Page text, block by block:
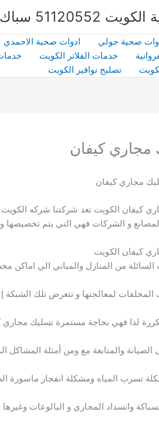
| شركة الشهداء | كفاءة وخبرة
صحية حولي ادوات صحية الاحمدي
خدمات الفلاتر الكويت
تصليح نوافير الكويت
مجاري كيفان
مجاري كيفان
كيفان الكويت تعد شركتنا شركه
و الشركات فهي التي يتم
كيفان الكويت
السائلة من المنازل والمباني الي اماكن
المخلفات لمعالجتها و تتعرض تلك الشبكة
لذا فهي بحاجة مستمرة تسليك مجاري
الصيانة والمتابعة مع ومن أمثلة المشاكل
تسرب المياه ومشكلة انفجار ماسورة
وانسداد المجاري و البالوعات